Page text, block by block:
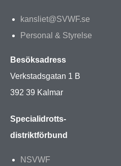
kansliet@SVWF.se
Personal & Styrelse
Besöksadress
Verkstadsgatan 1 B
392 39 Kalmar
Specialidrotts-
distriktförbund
NSVWF